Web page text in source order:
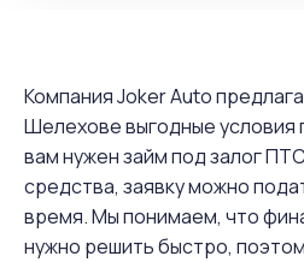
Компания Joker Auto
Шелехове выгодные условия
вам нужен займ под залог
средства, заявку можно
время. Мы понимаем, что
нужно решить быстро,